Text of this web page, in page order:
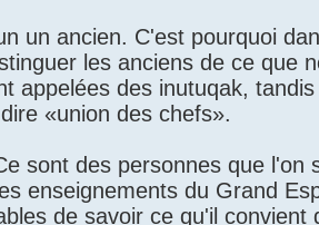
un ancien. C'est pourquoi
les anciens de ce que
appelées des inutuqak,
«union des chefs».
sont des personnes que l'on
enseignements du Grand
de savoir ce qu'il convient